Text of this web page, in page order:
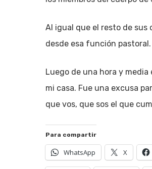
Al igual que el resto de sus
desde esa función
Luego de una hora y
mi casa. Fue una excusa
que vos, que sos el que
Para compartir
WhatsApp X